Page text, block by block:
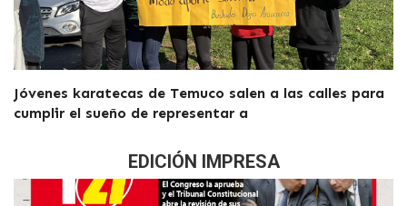
Jóvenes karatecas de Temuco salen a las calles para
cumplir el sueño de representar a
EDICIÓN IMPRESA